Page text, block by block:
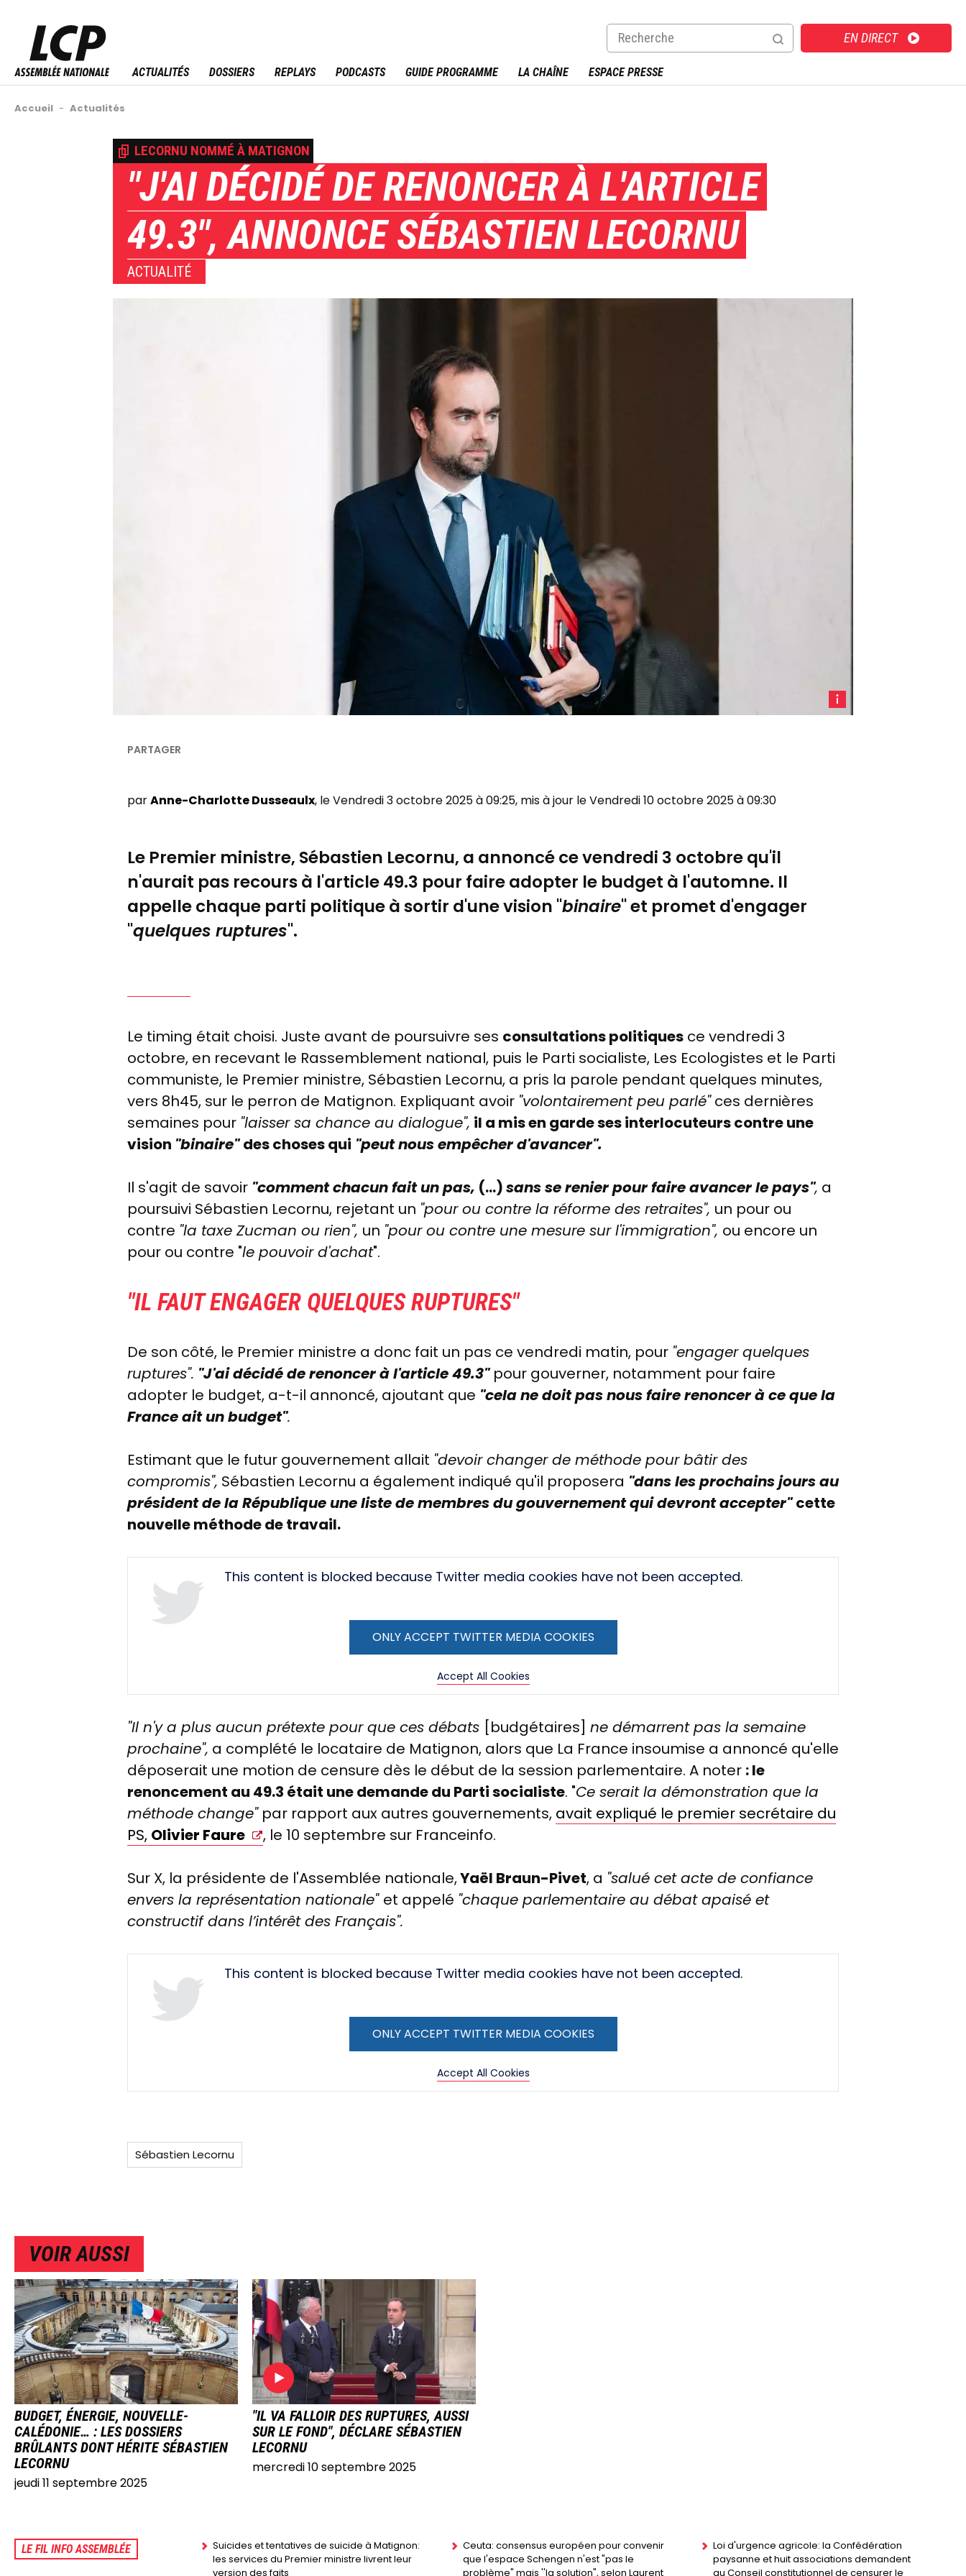
contenu
principal
EN DIRECT
ACTUALITÉS DOSSIERS REPLAYS PODCASTS GUIDE PROGRAMME LA CHAÎNE ESPACE PRESSE
Fil
Accueil - Actualités
LECORNU NOMMÉ À MATIGNON
"J'AI DÉCIDÉ DE RENONCER À L'ARTICLE
49.3", ANNONCE SÉBASTIEN LECORNU
ACTUALITÉ
Premier
parAnne-Charlotte Dusseaulx, le Vendredi 3 octobre 2025 à 09:25, mis à jour le Vendredi 10 octobre 2025 à 09:30
Le Premier ministre, Sébastien Lecornu, a annoncé ce vendredi 3 octobre qu'il
n'aurait pas recours à l'article 49.3 pour faire adopter le budget à l'automne. Il
appelle chaque parti politique à sortir d'une vision "binaire" et promet d'engager
"quelques ruptures".
Le timing était choisi. Juste avant de poursuivre ses consultations politiques ce vendredi 3
octobre, en recevant le Rassemblement national, puis le Parti socialiste, Les Ecologistes et le Parti
communiste, le Premier ministre, Sébastien Lecornu, a pris la parole pendant quelques minutes,
vers 8h45, sur le perron de Matignon. Expliquant avoir "volontairement peu parlé"ces dernières
semaines pour "laisser sa chance au dialogue", il a mis en garde ses interlocuteurs contre une
vision "binaire"des choses qui "peut nous empêcher d'avancer".
Il s'agit de savoir "comment chacunfait un pas, (...)sans se renier pour faire avancer le pays", a
poursuivi Sébastien Lecornu, rejetant un "pour ou contre la réforme des retraites", un pour ou
contre "la taxe Zucman ou rien", un "pour ou contre une mesure sur l'immigration", ou encore un
pour ou contre "le pouvoir d'achat".
"IL FAUT ENGAGER QUELQUES RUPTURES"
De son côté, le Premier ministre a donc fait un pas ce vendredi matin, pour "engager quelques
ruptures". "J'ai décidé derenoncer à l'article 49.3"pour gouverner, notamment pour faire
adopter le budget, a-t-il annoncé, ajoutant que "cela ne doit pas nous faire renoncer à ce que la
France ait un budget".
Estimant que le futur gouvernement allait "devoir changer de méthode pour bâtir des
compromis", Sébastien Lecornu a également indiqué qu'il proposera "dans les prochains jours au
président de la République une liste de membres du gouvernement qui devront accepter"cette
nouvelle méthode de travail.
This content is blocked because Twitter media cookies have not been accepted.
ONLY ACCEPT TWITTER MEDIA COOKIES
Accept All Cookies
"Il n'y a plus aucun prétexte pour que ces débats [budgétaires] ne démarrent pas la semaine
prochaine", a complété le locataire de Matignon, alors que La France insoumise a annoncé qu'elle
déposerait une motion de censure dès le début de la session parlementaire. A noter : le
renoncement au 49.3 était une demande du Parti socialiste. "Ce serait la démonstration que la
méthode change"par rapport aux autres gouvernements, avait expliqué le premier secrétaire du
PS, Olivier Faure , le 10 septembre sur Franceinfo.
Sur X, la présidente de l'Assemblée nationale,Yaël Braun-Pivet, a "salué cet acte de confiance
envers la représentation nationale" et appelé "chaque parlementaire au débat apaisé et
constructif dans l’intérêt des Français".
This content is blocked because Twitter media cookies have not been accepted.
ONLY ACCEPT TWITTER MEDIA COOKIES
Accept All Cookies
Sébastien Lecornu
VOIR AUSSI
IMAGE
BUDGET, ÉNERGIE, NOUVELLE-
CALÉDONIE… : LES DOSSIERS
BRÛLANTS DONT HÉRITE SÉBASTIEN
LECORNU
jeudi 11 septembre 2025
IMAGE
"IL VA FALLOIR DES RUPTURES, AUSSI
SUR LE FOND", DÉCLARE SÉBASTIEN
LECORNU
mercredi 10 septembre 2025
LE FIL INFO ASSEMBLÉE
Suicides et tentatives de suicide à Matignon:
les services du Premier ministre livrent leur
version des faits
Ceuta: consensus européen pour convenir
que l'espace Schengen n'est "pas le
problème" mais ''la solution", selon Laurent
Loi d'urgence agricole: la Confédération
paysanne et huit associations demandent
au Conseil constitutionnel de censurer le